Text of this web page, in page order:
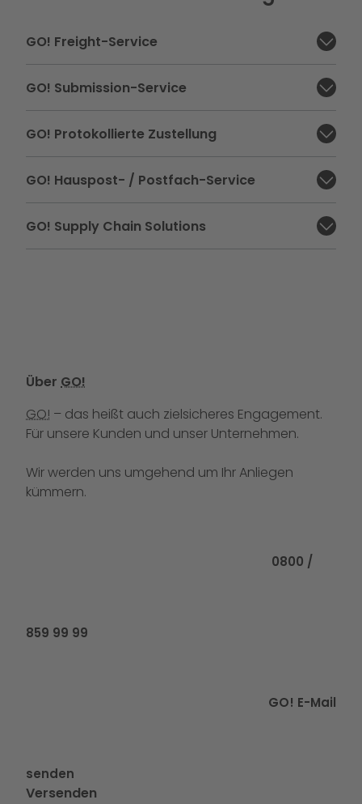
Abschnitt schließen:
GO! Freight-Service
Abschnitt schließen:
GO! Submission-Service
Abschnitt schließen:
GO! Protokollierte Zustellung
Abschnitt schließen:
GO! Hauspost- / Postfach-Service
Abschnitt schließen:
GO! Supply Chain Solutions
Über GO!
GO! – das heißt auch zielsicheres Engagement.
Für unsere Kunden und unser Unternehmen.
Wir werden uns umgehend um Ihr Anliegen
kümmern.
0800 /
859 99 99
GO! E-Mail
senden
Versenden